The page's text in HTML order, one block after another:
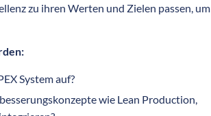
zu ihren Werten und Zielen passen, um
System auf?
wie Lean Production,